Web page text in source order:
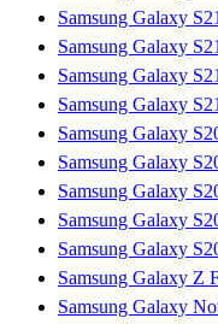
Samsung Galaxy
Samsung Galaxy
Samsung Galaxy
Samsung Galaxy
Samsung Galaxy
Samsung Galaxy
Samsung Galaxy
Samsung Galaxy
Samsung Galaxy
Samsung Galaxy Z
Samsung Galaxy